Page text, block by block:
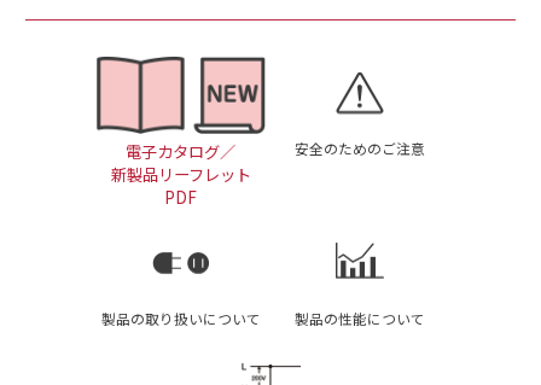
電子カタログ／
新製品リーフレット
PDF
安全のためのご注意
製品の取り扱いについて 製品の性能について